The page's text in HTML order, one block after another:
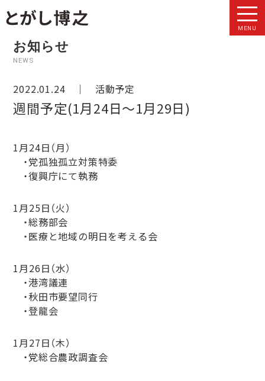
MENU
お知らせ
NEWS
2022.01.24 ｜ 活動予定
週間予定(1月24日〜1月29日)
1月24日（月）
・党孤独孤立対策特委
・復興庁にて執務
1月25日（火）
・総務部会
・医療と地域の明日を考える会
1月26日（水）
・港湾議連
・秋田市要望同行
・登龍会
1月27日（木）
・党総合農政調査会